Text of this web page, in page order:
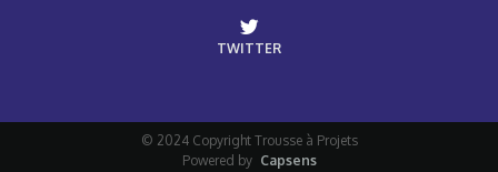
TWITTER
© 2024 Copyright Trousse à Projets
Powered by Capsens